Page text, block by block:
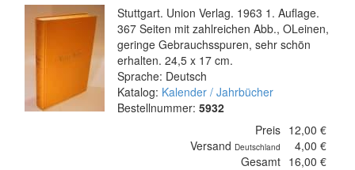
Stuttgart. Union Verlag. 1963 1. Auflage.
367 Seiten mit zahlreichen Abb., OLeinen,
geringe Gebrauchsspuren, sehr schön
erhalten. 24,5 x 17 cm.
Sprache: Deutsch
Katalog: Kalender / Jahrbücher
Bestellnummer: 5932
Preis 12,00 €
Versand Deutschland
4,00 €
Gesamt 16,00 €